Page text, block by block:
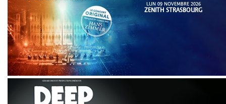
LUN 09 NOVEMBRE 2026
ZENITH STRASBOURG